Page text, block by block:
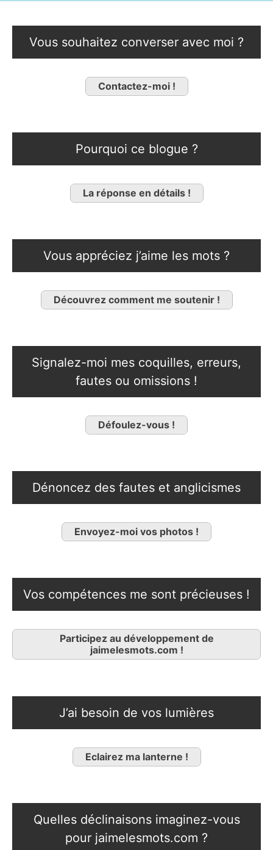
Vous souhaitez converser avec moi ?
Contactez-moi !
Pourquoi ce blogue ?
La réponse en détails !
Vous appréciez j’aime les mots ?
Découvrez comment me soutenir !
Signalez-moi mes coquilles, erreurs,
fautes ou omissions !
Défoulez-vous !
Dénoncez des fautes et anglicismes
Envoyez-moi vos photos !
Vos compétences me sont précieuses !
Participez au développement de
jaimelesmots.com !
J’ai besoin de vos lumières
Eclairez ma lanterne !
Quelles déclinaisons imaginez-vous
pour jaimelesmots.com ?